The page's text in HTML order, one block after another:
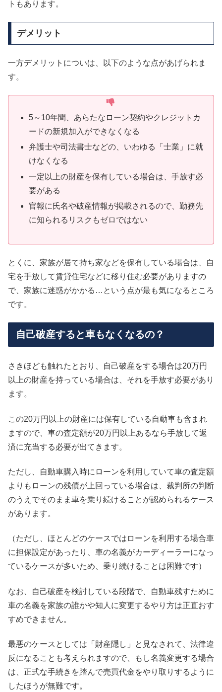
トもあります。
デメリット
一方デメリットについは、以下のような点があげられま
す。
5～10年間、あらたなローン契約やクレジットカ
ードの新規加入ができなくなる
弁護士や司法書士などの、いわゆる「士業」に就
けなくなる
一定以上の財産を保有している場合は、手放す必
要がある
官報に氏名や破産情報が掲載されるので、勤務先
に知られるリスクもゼロではない
とくに、家族が居て持ち家などを保有している場合は、自
宅を手放して賃貸住宅などに移り住む必要がありますの
で、家族に迷惑がかかる…という点が最も気になるところ
です。
自己破産すると車もなくなるの？
さきほども触れたとおり、自己破産をする場合は20万円
以上の財産を持っている場合は、それを手放す必要があり
ます。
この20万円以上の財産には保有している自動車も含まれ
ますので、車の査定額が20万円以上あるなら手放して返
済に充当する必要が出てきます。
ただし、自動車購入時にローンを利用していて車の査定額
よりもローンの残債が上回っている場合は、裁判所の判断
のうえでそのまま車を乗り続けることが認められるケース
があります。
（ただし、ほとんどのケースではローンを利用する場合車
に担保設定があったり、車の名義がカーディーラーになっ
ているケースが多いため、乗り続けることは困難です）
なお、自己破産を検討している段階で、自動車残すために
車の名義を家族の誰かや知人に変更するやり方は正直おす
すめできません。
最悪のケースとしては「財産隠し」と見なされて、法律違
反になることも考えられますので、もし名義変更する場合
は、正式な手続きを踏んで売買代金をやり取りするように
したほうが無難です。